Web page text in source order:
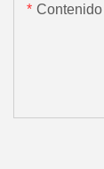
Contenido